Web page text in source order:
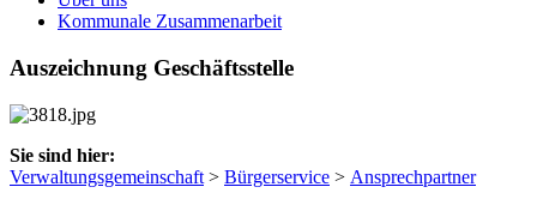
Kommunale Zusammenarbeit
Auszeichnung Geschäftsstelle
Sie sind hier:
Verwaltungsgemeinschaft > Bürgerservice > Ansprechpartner